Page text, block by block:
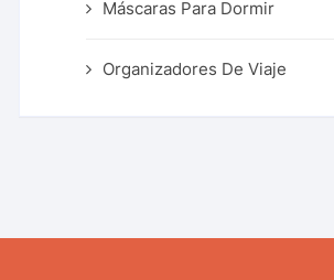
Máscaras Para Dormir
Organizadores De Viaje